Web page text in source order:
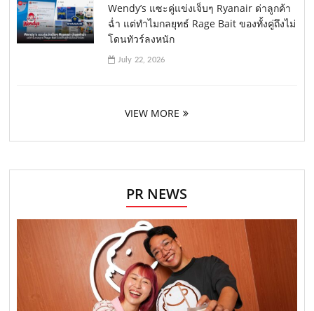
Wendy’s แซะคู่แข่งเจ็บๆ Ryanair ด่าลูกค้า
ฉ่ำ แต่ทำไมกลยุทธ์ Rage Bait ของทั้งคู่ถึงไม่
โดนทัวร์ลงหนัก
July 22, 2026
VIEW MORE
PR NEWS